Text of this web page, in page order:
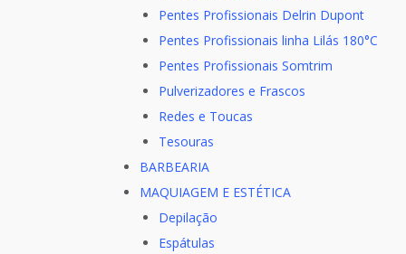
Pentes Profissionais Delrin Dupont
Pentes Profissionais linha Lilás 180°C
Pentes Profissionais Somtrim
Pulverizadores e Frascos
Redes e Toucas
Tesouras
BARBEARIA
MAQUIAGEM E ESTÉTICA
Depilação
Espátulas